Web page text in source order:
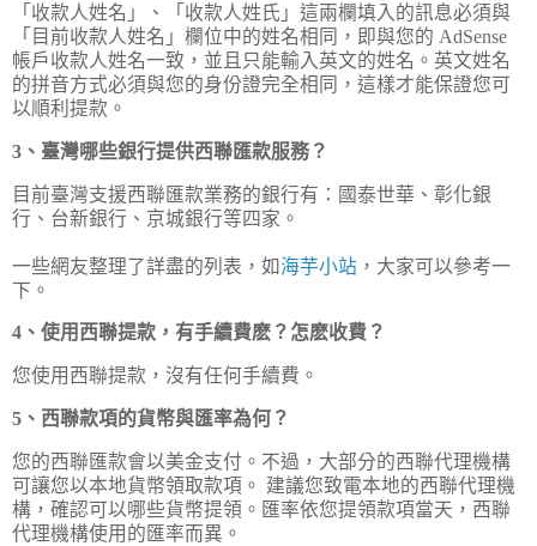
「收款人姓名」、「收款人姓氏」這兩欄填入的訊息必須與
「目前收款人姓名」欄位中的姓名相同，即與您的 AdSense
帳戶收款人姓名一致，並且只能輸入英文的姓名。英文姓名
的拼音方式必須與您的身份證完全相同，這樣才能保證您可
以順利提款。
3、臺灣哪些銀行提供西聯匯款服務？
目前臺灣支援西聯匯款業務的銀行有：國泰世華、彰化銀
行、台新銀行、京城銀行等四家。
一些網友整理了詳盡的列表，如 海芋小站 ，大家可以參考一
下。
4、使用西聯提款，有手續費麽？怎麽收費？
您使用西聯提款，沒有任何手續費。
5、西聯款項的貨幣與匯率為何？
您的西聯匯款會以美金支付。不過，大部分的西聯代理機構
可讓您以本地貨幣領取款項。 建議您致電本地的西聯代理機
構，確認可以哪些貨幣提領。匯率依您提領款項當天，西聯
代理機構使用的匯率而異。